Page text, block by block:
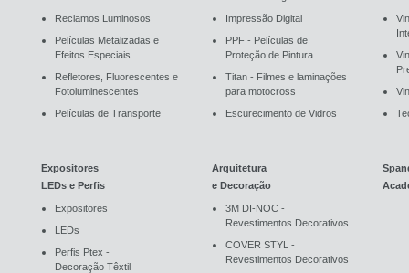
Reclamos Luminosos
Películas Metalizadas e
Efeitos Especiais
Refletores, Fluorescentes e
Fotoluminescentes
Películas de Transporte
Impressão Digital
PPF - Películas de
Proteção de Pintura
Titan - Filmes e laminações
para motocross
Escurecimento de Vidros
Expositores
LEDs e Perfis
Expositores
LEDs
Perfis Ptex -
Decoração Têxtil
Arquitetura
e Decoração
3M DI-NOC -
Revestimentos Decorativos
COVER STYL -
Revestimentos Decorativos